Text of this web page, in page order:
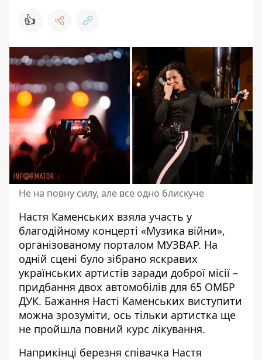
👍
Не на повну силу, але все одно блискуче
Настя Каменських взяла участь у
благодійному концерті «Музика війни»,
організованому порталом МУЗВАР. На
одній сцені було зібрано яскравих
українських артистів заради доброї місії –
придбання двох автомобілів для 65 ОМБР
ДУК. Бажання Насті Каменських виступити
можна зрозуміти, ось тільки артистка ще
не пройшла повний курс лікування.
Наприкінці березня співачка Настя